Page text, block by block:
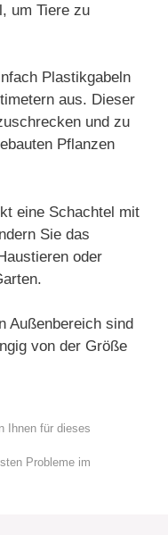
um Tiere zu
Plastikgabeln
aus. Dieser
und zu
Pflanzen
eine Schachtel mit
Sie das
oder
Außenbereich sind
von der Größe
Ihnen für dieses
Probleme im